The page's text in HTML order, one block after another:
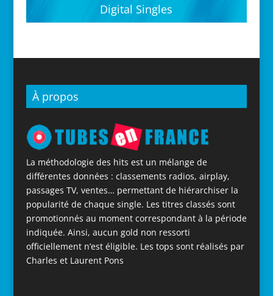
Digital Singles
À propos
La méthodologie des hits est un mélange de
différentes données : classements radios, airplay,
passages TV, ventes… permettant de hiérarchiser la
popularité de chaque single. Les titres classés sont
promotionnés au moment correspondant à la période
indiquée. Ainsi, aucun gold non ressorti
officiellement n’est éligible. Les tops sont réalisés par
Charles et Laurent Pons